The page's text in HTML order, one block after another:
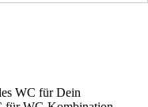
WC für Dein